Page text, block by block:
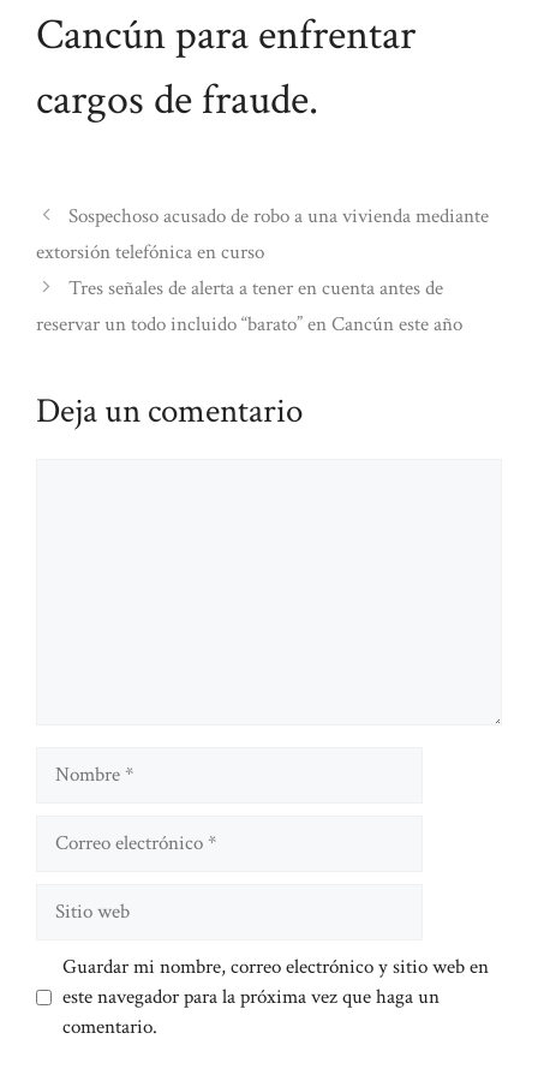
Cancún para enfrentar
cargos de fraude.
Sospechoso acusado de robo a una vivienda mediante
extorsión telefónica en curso
Tres señales de alerta a tener en cuenta antes de
reservar un todo incluido “barato” en Cancún este año
Deja un comentario
Nombre
Guardar mi nombre, correo electrónico y sitio web en
este navegador para la próxima vez que haga un
comentario.